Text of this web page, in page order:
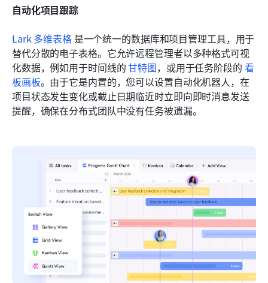
自动化项目跟踪
Lark 多维表格 是一个统一的数据库和项目管理工具，用于
替代分散的电子表格。它允许远程管理者以多种格式可视
化数据，例如用于时间线的 甘特图，或用于任务阶段的 看
板画板。由于它是内置的，您可以设置自动化机器人，在
项目状态发生变化或截止日期临近时立即向即时消息发送
提醒，确保在分布式团队中没有任务被遗漏。